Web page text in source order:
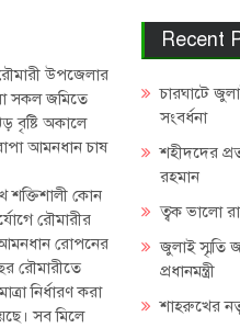
উপজেলার
সকল জমিতে
বৃষ্টি অকালে
আমনধান চাষ
শক্তিশালী কোন
রৌমারীর
আমনধান রোপনের
রৌমারীতে
নির্ধারণ করা
সব মিলে
Recent
চারঘাটে
সংবর্ধনা
শহীদদের
রহমান
ত্বক ভালো
জুলাই স্মৃতি
প্রধানমন্ত্রী
শাহরুখের